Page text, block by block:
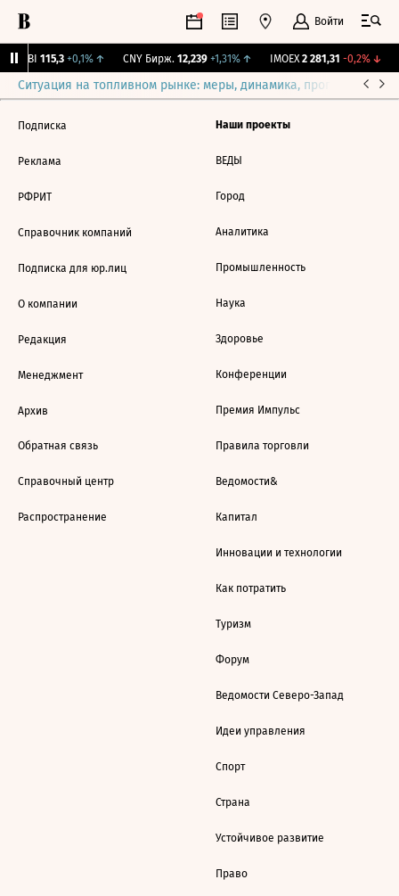
Войти
RGBI 115,3 +0,1%↑ CNY Бирж. 12,239 +1,31%↑ IMOEX 2 281,31 -0,2%↓
Ситуация на топливном рынке: меры, динамика, прогнозы
Подписка
Реклама
РФРИТ
Справочник компаний
Подписка для юр.лиц
О компании
Редакция
Менеджмент
Архив
Обратная связь
Справочный центр
Распространение
Наши проекты
ВЕДЫ
Город
Аналитика
Промышленность
Наука
Здоровье
Конференции
Премия Импульс
Правила торговли
Ведомости&
Капитал
Инновации и технологии
Как потратить
Туризм
Форум
Ведомости Северо-Запад
Идеи управления
Спорт
Страна
Устойчивое развитие
Право